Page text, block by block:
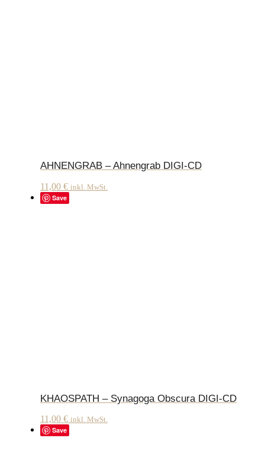
AHNENGRAB – Ahnengrab DIGI-CD
11,00 € inkl. MwSt.
Save
KHAOSPATH – Synagoga Obscura DIGI-CD
11,00 € inkl. MwSt.
Save